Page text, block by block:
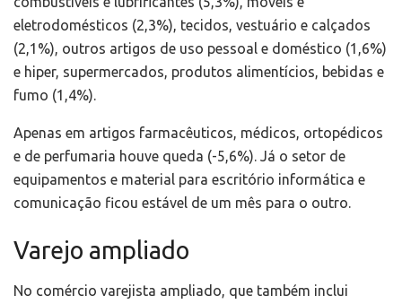
eletrodomésticos (2,3%), tecidos, vestuário e calçados
(2,1%), outros artigos de uso pessoal e doméstico (1,6%)
e hiper, supermercados, produtos alimentícios, bebidas e
fumo (1,4%).
Apenas em artigos farmacêuticos, médicos, ortopédicos
e de perfumaria houve queda (-5,6%). Já o setor de
equipamentos e material para escritório informática e
comunicação ficou estável de um mês para o outro.
Varejo ampliado
No comércio varejista ampliado, que também inclui